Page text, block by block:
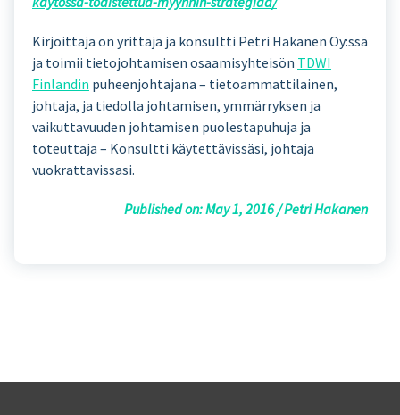
Kirjoittaja on yrittäjä ja konsultti Petri Hakanen Oy:ssä
ja toimii tietojohtamisen osaamisyhteisön TDWI
Finlandin puheenjohtajana – tietoammattilainen,
johtaja, ja tiedolla johtamisen, ymmärryksen ja
vaikuttavuuden johtamisen puolestapuhuja ja
toteuttaja – Konsultti käytettävissäsi, johtaja
vuokrattavissasi.
Published on: May 1, 2016 / Petri Hakanen